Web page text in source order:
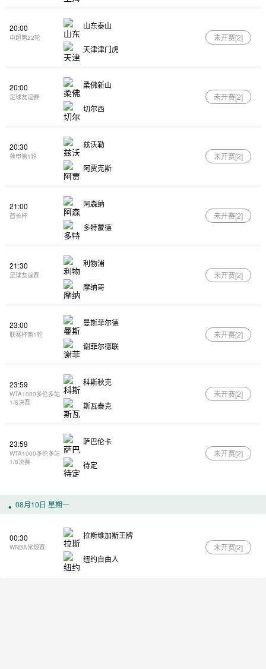
20:00
中超第22轮
山东泰山
天津津门虎
未开赛[2]
20:00
足球友谊赛
柔佛新山
切尔西
未开赛[2]
20:30
荷甲第1轮
兹沃勒
阿贾克斯
未开赛[2]
21:00
酋长杯
阿森纳
多特蒙德
未开赛[2]
21:30
足球友谊赛
利物浦
摩纳哥
未开赛[2]
23:00
联赛杯第1轮
曼斯菲尔德
谢菲尔德联
未开赛[2]
23:59
WTA1000多伦多站
1/8决赛
科斯秋克
斯瓦泰克
未开赛[2]
23:59
WTA1000多伦多站
1/8决赛
萨巴伦卡
待定
未开赛[2]
08月10日 星期一
00:30
WNBA常规赛
拉斯维加斯王牌
纽约自由人
未开赛[2]